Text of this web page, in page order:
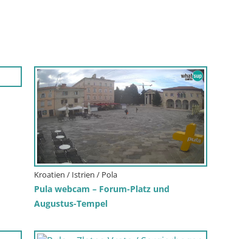
Kroatien / Istrien / Pola
Pula webcam – Forum-Platz und
Augustus-Tempel